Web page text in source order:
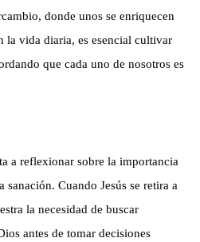
donde unos se enriquecen
la vida diaria, es esencial cultivar
que cada uno de nosotros es
a reflexionar sobre la importancia
Cuando Jesús se retira a
la necesidad de buscar
antes de tomar decisiones